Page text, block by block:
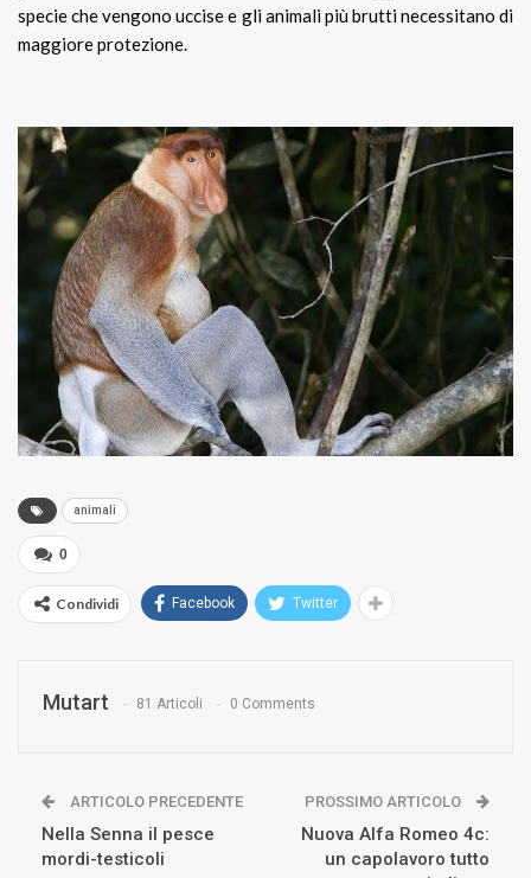
specie che vengono uccise e gli animali più brutti necessitano di
maggiore protezione.
animali
0
Condividi Facebook Twitter
Mutart 81 Articoli 0 Comments
ARTICOLO PRECEDENTE
Nella Senna il pesce
mordi-testicoli
PROSSIMO ARTICOLO
Nuova Alfa Romeo 4c:
un capolavoro tutto